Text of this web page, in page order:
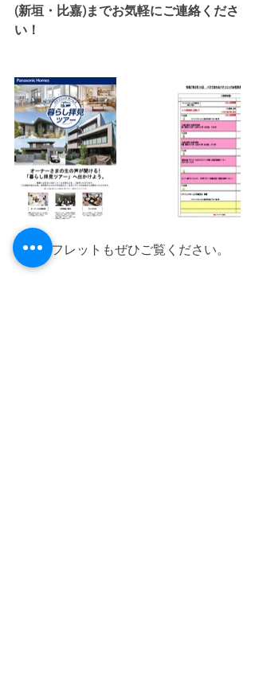
(新垣・比嘉)までお気軽にご連絡くださ
い！
パンフレットもぜひご覧ください。